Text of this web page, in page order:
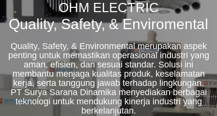
OHM ELECTRIC
Quality, Safety, & Enviromental
Quality, Safety, & Environmental merupakan aspek
penting untuk memastikan operasional industri yang
aman, efisien, dan sesuai standar. Solusi ini
membantu menjaga kualitas produk, keselamatan
kerja, serta tanggung jawab terhadap lingkungan.
PT Surya Sarana Dinamika menyediakan berbagai
teknologi untuk mendukung kinerja industri yang
berkelanjutan.